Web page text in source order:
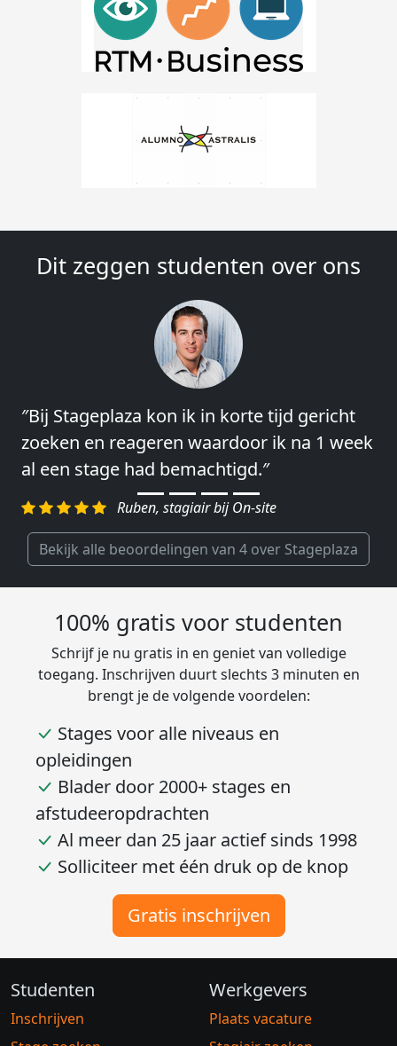
Dit zeggen studenten over ons
″Bij Stageplaza kon ik in korte tijd gericht
zoeken en reageren waardoor ik na 1 week
al een stage had bemachtigd.″
Ruben, stagiair bij On-site
″Vooral de snelheid en de betrokkenheid
van het regelen en contact leggen vond ik
erg goed.″
Charlotte, Market Segmentation
Researcher bij Genalice
Bekijk alle beoordelingen van 4 over Stageplaza
100% gratis voor studenten
Schrijf je nu gratis in en geniet van volledige
toegang. Inschrijven duurt slechts 3 minuten en
Stages voor alle niveaus en
opleidingen
Blader door 2000+ stages en
afstudeeropdrachten
Al meer dan 25 jaar actief sinds 1998
Gratis inschrijven
Studenten
Inschrijven
Werkgevers
Plaats vacature